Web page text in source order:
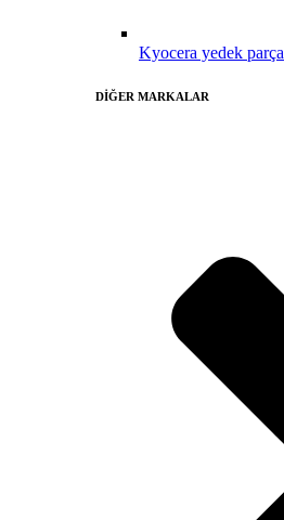
Kyocera yedek parça
DİĞER MARKALAR